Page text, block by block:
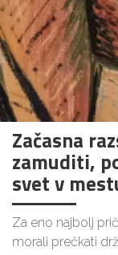
Začasna
zamuditi,
svet v
Za eno najbolj
morali prečkati